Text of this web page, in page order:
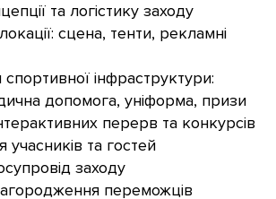
та логістику заходу
сцена, тенти, рекламні
інфраструктури:
допомога, уніформа, призи
перерв та конкурсів
учасників та гостей
заходу
переможців